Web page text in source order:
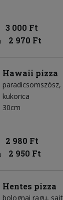
3 000 Ft
2 970 Ft
Hawaii pizza
paradicsomszósz
kukorica
30cm
2 980 Ft
2 950 Ft
Hentes pizza
bolognai ragu sajt